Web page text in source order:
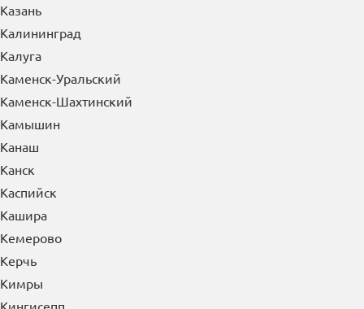
Казань
Калининград
Калуга
Каменск-Уральский
Каменск-Шахтинский
Камышин
Канаш
Канск
Каспийск
Кашира
Кемерово
Керчь
Кимры
Кингисепп